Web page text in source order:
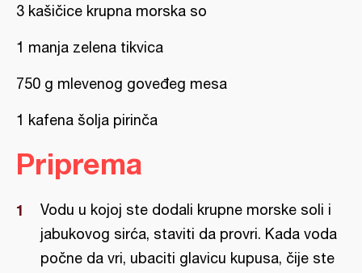
3 kašičice krupna morska so
1 manja zelena tikvica
750 g mlevenog goveđeg mesa
1 kafena šolja pirinča
Priprema
Vodu u kojoj ste dodali krupne morske soli i
jabukovog sirća, staviti da provri. Kada voda
počne da vri, ubaciti glavicu kupusa, čije ste